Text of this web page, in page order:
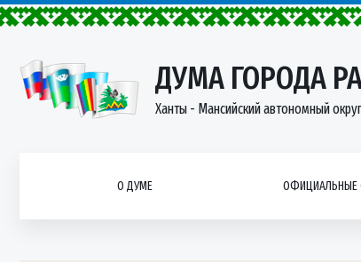
ДУМА ГОРОДА
Ханты - Мансийский автономный
О ДУМЕ ОФИЦИАЛЬНЫЕ